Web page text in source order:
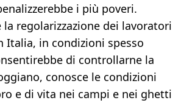
i più poveri.
la regolarizzazione dei lavoratori
Italia, in condizioni spesso
di controllarne la
conosce le condizioni
e di vita nei campi e nei ghetti